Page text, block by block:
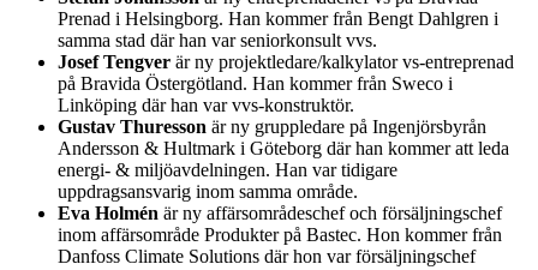
Prenad i Helsingborg. Han kommer från Bengt Dahlgren i
samma stad där han var seniorkonsult vvs.
Josef Tengver är ny projektledare/kalkylator vs-entreprenad
på Bravida Östergötland. Han kommer från Sweco i
Linköping där han var vvs-konstruktör.
Gustav Thuresson är ny gruppledare på Ingenjörsbyrån
Andersson & Hultmark i Göteborg där han kommer att leda
energi- & miljöavdelningen. Han var tidigare
uppdragsansvarig inom samma område.
Eva Holmén är ny affärsområdeschef och försäljningschef
inom affärsområde Produkter på Bastec. Hon kommer från
Danfoss Climate Solutions där hon var försäljningschef